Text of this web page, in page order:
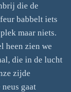
die de
babbelt iets
maar niets.
heen zien we
die in de lucht
zijde
gaat